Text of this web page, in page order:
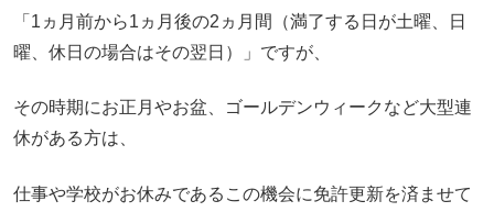
「1ヵ月前から1ヵ月後の2ヵ月間（満了する日が土曜、日
曜、休日の場合はその翌日）」ですが、
その時期にお正月やお盆、ゴールデンウィークなど大型連
休がある方は、
仕事や学校がお休みであるこの機会に免許更新を済ませて